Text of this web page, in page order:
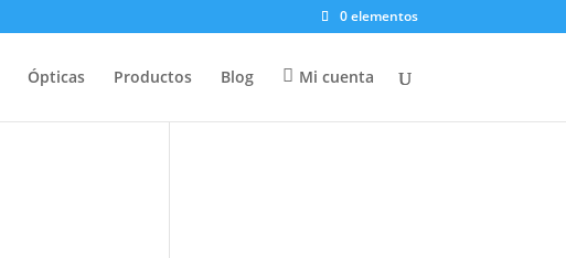
0 elementos
Ópticas Productos Blog Mi cuenta